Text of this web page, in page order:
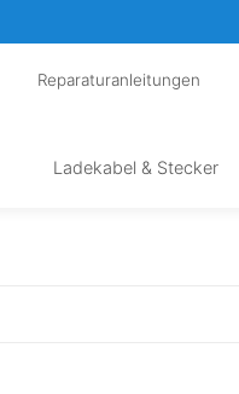
Reparaturanleitungen
Ladekabel & Stecker